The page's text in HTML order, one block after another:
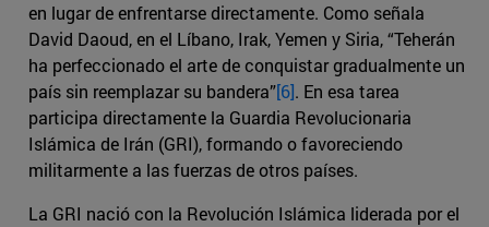
en lugar de enfrentarse directamente. Como señala
David Daoud, en el Líbano, Irak, Yemen y Siria, “Teherán
ha perfeccionado el arte de conquistar gradualmente un
país sin reemplazar su bandera”[6]. En esa tarea
participa directamente la Guardia Revolucionaria
Islámica de Irán (GRI), formando o favoreciendo
militarmente a las fuerzas de otros países.
La GRI nació con la Revolución Islámica liderada por el